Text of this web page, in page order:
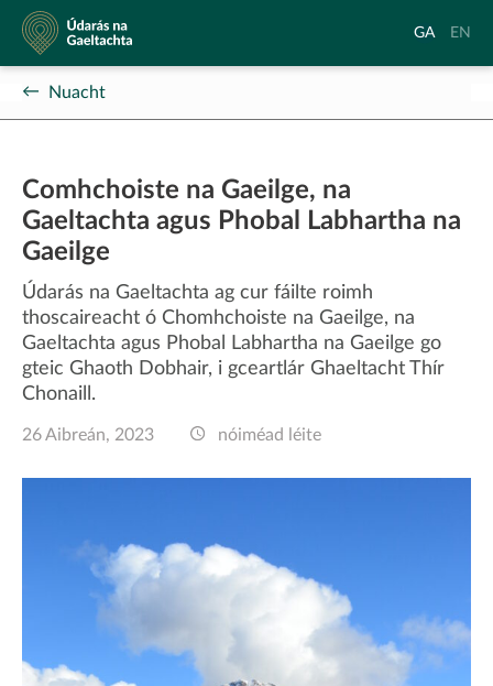
Údarás
na
Gaeltachta
Aistrigh
Gaeilge
GA
to
EN
Nuacht
Comhchoiste na Gaeilge, na
Gaeltachta agus Phobal Labhartha na
Gaeilge
Údarás na Gaeltachta ag cur fáilte roimh
thoscaireacht ó Chomhchoiste na Gaeilge, na
Gaeltachta agus Phobal Labhartha na Gaeilge go
gteic Ghaoth Dobhair, i gceartlár Ghaeltacht Thír
Chonaill.
26 Aibreán, 2023 nóiméad léite